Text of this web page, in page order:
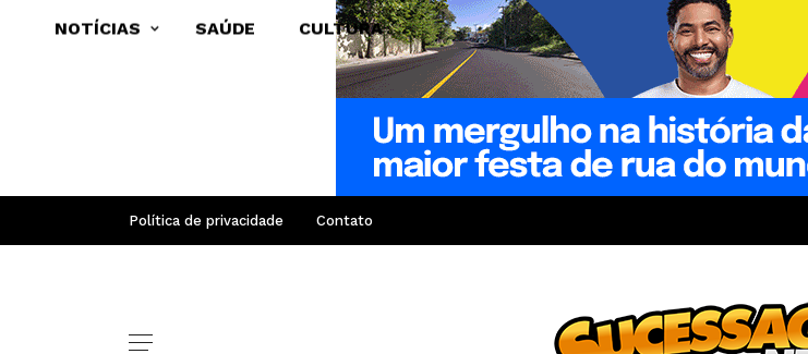
Política de privacidade Contato
NOTÍCIAS SAÚDE CULTURA